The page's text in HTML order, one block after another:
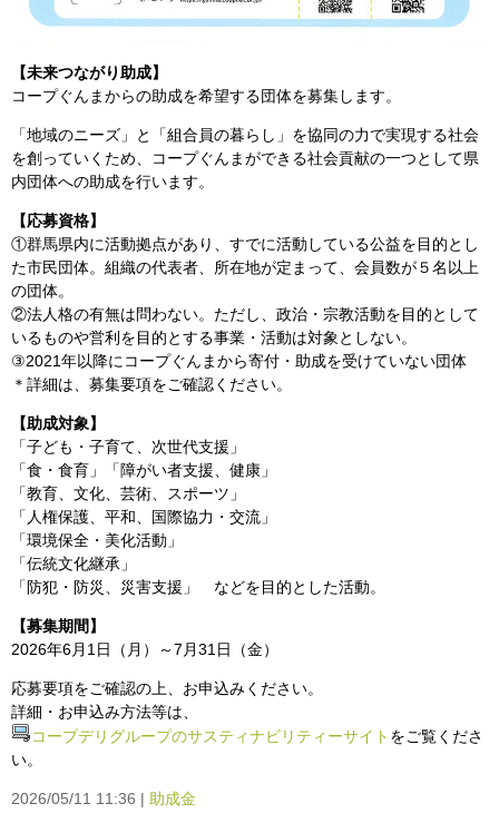
【未来つながり助成】
コープぐんまからの助成を希望する団体を募集します。
「地域のニーズ」と「組合員の暮らし」を協同の力で実現する社会
を創っていくため、コープぐんまができる社会貢献の一つとして県
内団体への助成を行います。
【応募資格】
①群馬県内に活動拠点があり、すでに活動している公益を目的とし
た市民団体。組織の代表者、所在地が定まって、会員数が５名以上
の団体。
②法人格の有無は問わない。ただし、政治・宗教活動を目的として
いるものや営利を目的とする事業・活動は対象としない。
③2021年以降にコープぐんまから寄付・助成を受けていない団体
＊詳細は、募集要項をご確認ください。
【助成対象】
「子ども・子育て、次世代支援」
「食・食育」「障がい者支援、健康」
「教育、文化、芸術、スポーツ」
「人権保護、平和、国際協力・交流」
「環境保全・美化活動」
「伝統文化継承」
「防犯・防災、災害支援」 などを目的とした活動。
【募集期間】
2026年6月1日（月）～7月31日（金）
応募要項をご確認の上、お申込みください。
詳細・お申込み方法等は、
コープデリグループのサスティナビリティーサイト をご覧くださ
い。
2026/05/11 11:36 助成金